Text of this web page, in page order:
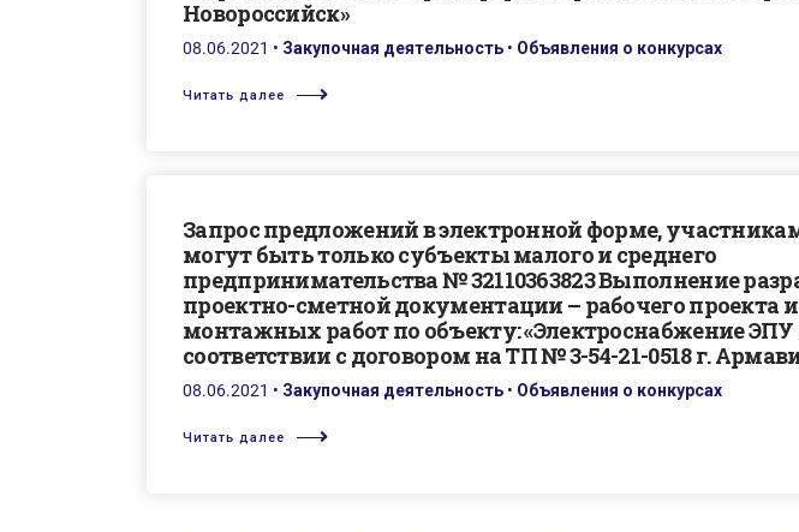
Новороссийск»
08.06.2021 • Закупочная деятельность • Объявления о конкурсах
Читать далее
Запрос предложений в электронной форме,
могут быть только субъекты малого и среднего
предпринимательства № 32110363823 Выполнение
проектно-сметной документации – рабочего проекта
монтажных работ по объекту: «Электроснабжение ЭПУ
соответствии с договором на ТП № 3-54-21-0518 г.
08.06.2021 • Закупочная деятельность • Объявления о конкурсах
Читать далее